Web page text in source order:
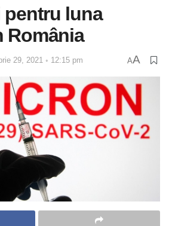
luna
România
29, 2021 ◦ 12:15 pm AA